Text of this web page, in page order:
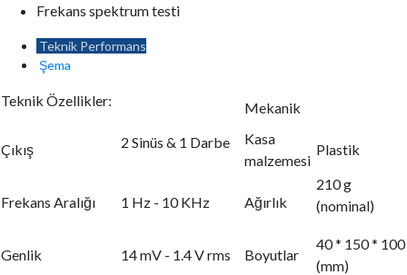
Frekans spektrum testi
Teknik Performans
Şema
Teknik Özellikler: Mekanik
Çıkış 2 Sinüs & 1 Darbe
Kasa
malzemesi
Plastik
Frekans Aralığı 1 Hz - 10 KHz Ağırlık
210 g
(nominal)
Genlik 14 mV - 1.4 V rms Boyutlar
40 * 150 * 100
(mm)